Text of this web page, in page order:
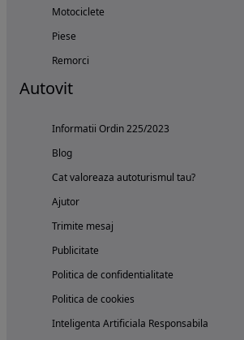
Motociclete
Piese
Remorci
Autovit
Informatii Ordin 225/2023
Blog
Cat valoreaza autoturismul tau?
Ajutor
Trimite mesaj
Publicitate
Politica de confidentialitate
Politica de cookies
Inteligenta Artificiala Responsabila